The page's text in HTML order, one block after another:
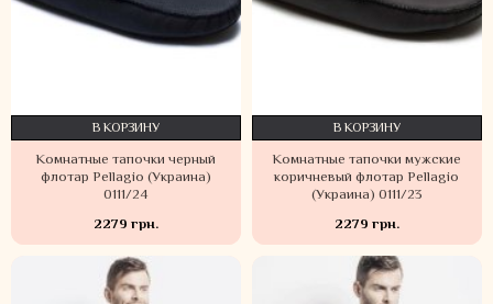
Комнатные тапочки черный
флотар Pellagio (Украина)
0111/24
2279 грн.
В КОРЗИНУ
Комнатные тапочки мужские
коричневый флотар Pellagio
(Украина) 0111/23
2279 грн.
В КОРЗИНУ